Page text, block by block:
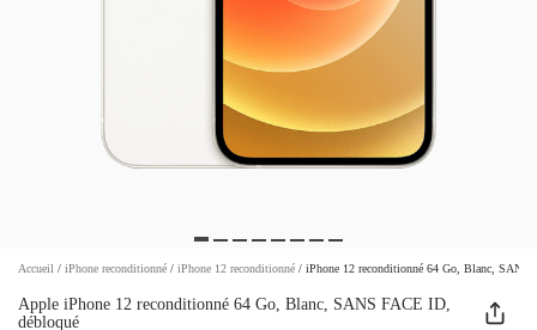
Accueil / iPhone reconditionné / iPhone 12 reconditionné / iPhone 12 reconditionné 64 Go, Blanc, SANS
Apple iPhone 12 reconditionné 64 Go, Blanc, SANS FACE ID,
débloqué